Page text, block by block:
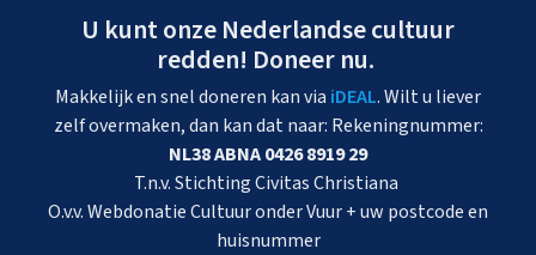
U kunt onze Nederlandse cultuur
redden! Doneer nu.
Makkelijk en snel doneren kan via iDEAL. Wilt u liever
zelf overmaken, dan kan dat naar: Rekeningnummer:
NL38 ABNA 0426 8919 29
T.n.v. Stichting Civitas Christiana
O.v.v. Webdonatie Cultuur onder Vuur + uw postcode en
huisnummer